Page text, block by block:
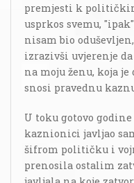
premjesti k
usprkos svemu,
nisam bio
izrazivši uvjerenje
na moju ženu, koja
snosi pravednu
U toku gotovo
kaznionici javljao
šifrom političku i
prenosila ostalim